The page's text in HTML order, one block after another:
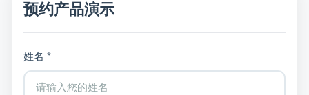
预约产品演示
姓名 *